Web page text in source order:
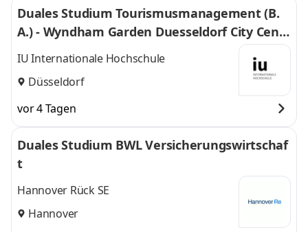
Duales Studium Tourismusmanagement (B.
A.) - Wyndham Garden Duesseldorf City Centr
e Koenigsallee Hotel
IU Internationale Hochschule
Düsseldorf
vor 4 Tagen
Duales Studium BWL Versicherungswirtschaf
t
Hannover Rück SE
Hannover